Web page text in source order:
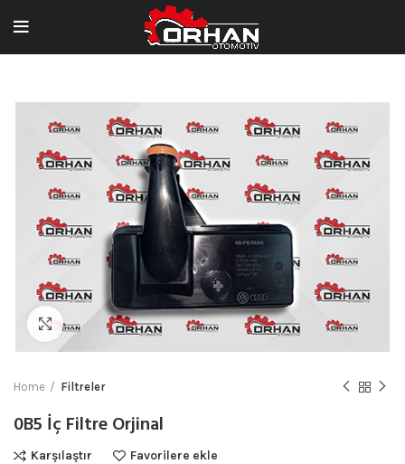
Büyütmek için tıklayın
Home Filtreler
0B5 İç Filtre Orjinal
Karşılaştır Favorilere ekle